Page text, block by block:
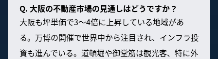
Q. 大阪の不動産市場の見通しはどうですか？
大阪も坪単価で3〜4倍に上昇している地域があ
る。万博の開催で世界中から注目され、インフラ投
資も進んでいる。道頓堀や御堂筋は観光客、特に外